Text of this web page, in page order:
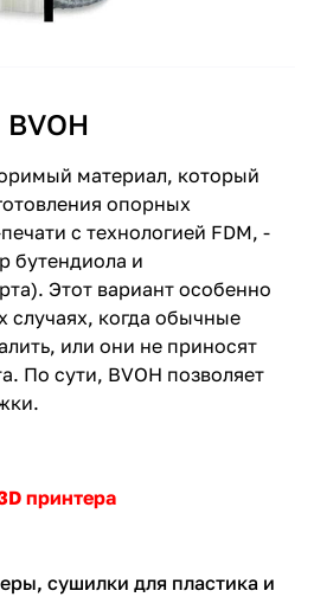
BVOH
материал, который
опорных
с технологией FDM, -
бутендиола и
Этот вариант особенно
случаях, когда обычные
или они не приносят
По сути, BVOH позволяет
принтера
сушилки для пластика и